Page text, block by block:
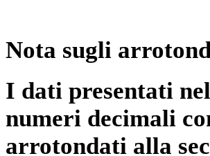
Nota sugli
I dati presentati
numeri decimali
arrotondati alla